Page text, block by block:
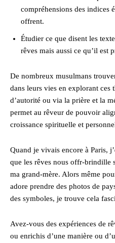
compréhensions des indices
offrent.
Étudier ce que disent les
rêves mais aussi ce qu’il est
De nombreux musulmans
dans leurs vies en explorant ces
d’autorité ou via la prière et la
permet au rêveur de pouvoir
croissance spirituelle et
Quand je vivais encore à Paris,
que les rêves nous offr-brindille
ma grand-mère. Alors même
adore prendre des photos de
des symboles, je trouve cela
Avez-vous des expériences de
ou enrichis d’une manière ou